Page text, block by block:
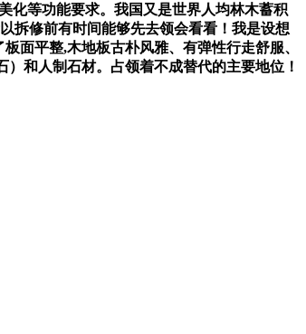
化等功能要求。我国又是世界人均林木蓄积
拆修前有时间能够先去领会看看！我是设想
面平整,木地板古朴风雅、有弹性行走舒服、
和人制石材。占领着不成替代的主要地位！